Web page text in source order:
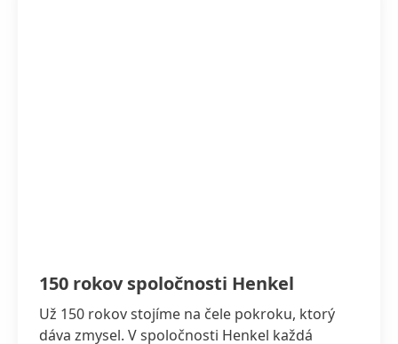
150 rokov spoločnosti Henkel
Už 150 rokov stojíme na čele pokroku, ktorý
dáva zmysel. V spoločnosti Henkel každá